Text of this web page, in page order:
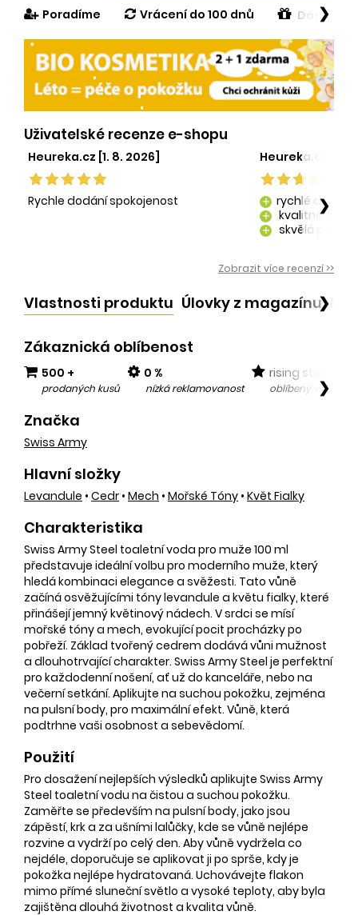
Poradíme Vrácení do 100 dnů Dárek v
❯
Uživatelské recenze e-shopu
Heureka.cz [1. 8. 2026]
Rychle dodání spokojenost
Heureka.cz [29.
add rychlé dodání
add kvalitně
add skvělá péče o
❯
Zobrazit více recenzí >>
Vlastnosti produktu Úlovky z magazínu❯
Zákaznická oblíbenost
500 +
prodaných kusů
0 %
nízká reklamovanost
rising star
oblíbený v❯
Značka
Swiss Army
Hlavní složky
Levandule • Cedr • Mech • Mořské Tóny • Květ Fialky
Charakteristika
Swiss Army Steel toaletní voda pro muže 100 ml
představuje ideální volbu pro moderního muže, který
hledá kombinaci elegance a svěžesti. Tato vůně
začíná osvěžujícími tóny levandule a květu fialky, které
přinášejí jemný květinový nádech. V srdci se mísí
mořské tóny a mech, evokující pocit procházky po
pobřeží. Základ tvořený cedrem dodává vůni mužnost
a dlouhotrvající charakter. Swiss Army Steel je perfektní
pro každodenní nošení, ať už do kanceláře, nebo na
večerní setkání. Aplikujte na suchou pokožku, zejména
na pulsní body, pro maximální efekt. Vůně, která
podtrhne vaši osobnost a sebevědomí.
Použití
Pro dosažení nejlepších výsledků aplikujte Swiss Army
Steel toaletní vodu na čistou a suchou pokožku.
Zaměřte se především na pulsní body, jako jsou
zápěstí, krk a za ušními lalůčky, kde se vůně nejlépe
rozvine a vydrží po celý den. Aby vůně vydržela co
nejdéle, doporučuje se aplikovat ji po sprše, kdy je
pokožka nejlépe hydratovaná. Uchovávejte flakon
mimo přímé sluneční světlo a vysoké teploty, aby byla
zajištěna dlouhá životnost a kvalita vůně.